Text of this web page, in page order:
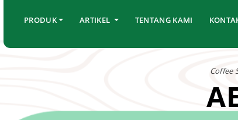
PRODUK ARTIKEL TENTANG KAMI
Coffee